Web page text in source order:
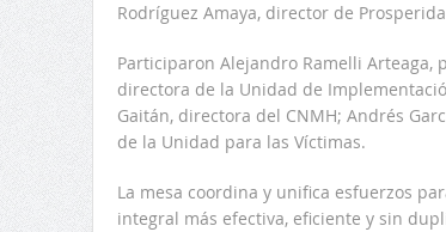
Rodríguez Amaya, director de
Participaron Alejandro Ramelli Arteaga,
directora de la Unidad de
Gaitán, directora del CNMH; Andrés
de la Unidad para las Víctimas.
La mesa coordina y unifica esfuerzos
integral más efectiva, eficiente y sin